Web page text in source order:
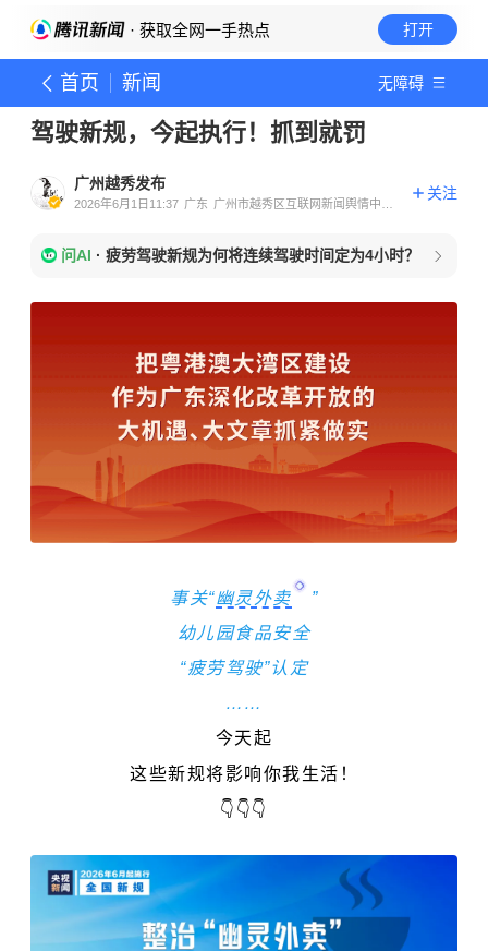
· 获取全网一手热点 打开
首页 新闻 无障碍
驾驶新规，今起执行！抓到就罚
广州越秀发布
2026年6月1日11:37 广东 广州市越秀区互联网新闻舆情中心
关注
问AI · 疲劳驾驶新规为何将连续驾驶时间定为4小时？
事关“幽灵外卖
”
幼儿园食品安全
“疲劳驾驶”认定
……
今天起
这些新规将影响你我生活！
👇👇👇